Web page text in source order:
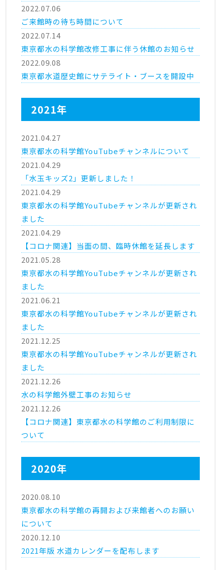
2022.07.06
ご来館時の待ち時間について
2022.07.14
東京都水の科学館改修工事に伴う休館のお知らせ
2022.09.08
東京都水道歴史館にサテライト・ブースを開設中
2021年
2021.04.27
東京都水の科学館YouTubeチャンネルについて
2021.04.29
「水玉キッズ2」更新しました！
2021.04.29
東京都水の科学館YouTubeチャンネルが更新され
ました
2021.04.29
【コロナ関連】当面の間、臨時休館を延長します
2021.05.28
東京都水の科学館YouTubeチャンネルが更新され
ました
2021.06.21
東京都水の科学館YouTubeチャンネルが更新され
ました
2021.12.25
東京都水の科学館YouTubeチャンネルが更新され
ました
2021.12.26
水の科学館外壁工事のお知らせ
2021.12.26
【コロナ関連】東京都水の科学館のご利用制限に
ついて
2020年
2020.08.10
東京都水の科学館の再開および来館者へのお願い
について
2020.12.10
2021年版 水道カレンダーを配布します